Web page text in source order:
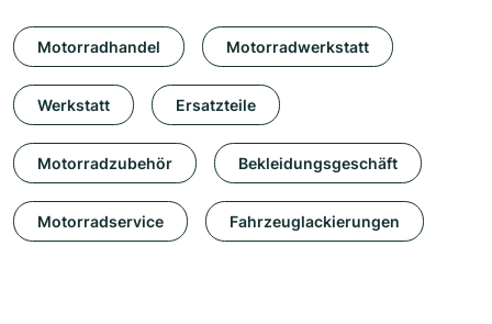
Motorradhandel Motorradwerkstatt
Werkstatt Ersatzteile
Motorradzubehör Bekleidungsgeschäft
Motorradservice Fahrzeuglackierungen